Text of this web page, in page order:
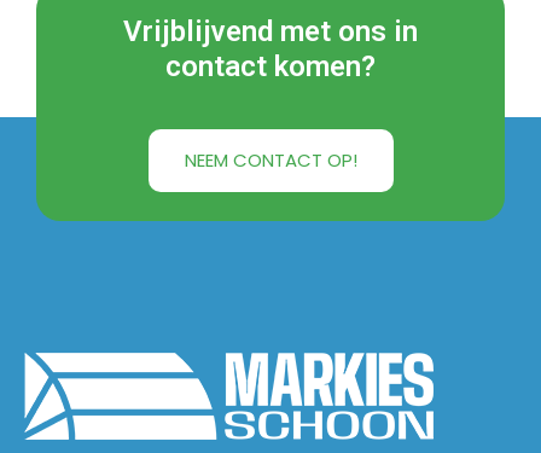
Vrijblijvend met ons in
contact komen?
NEEM CONTACT OP!